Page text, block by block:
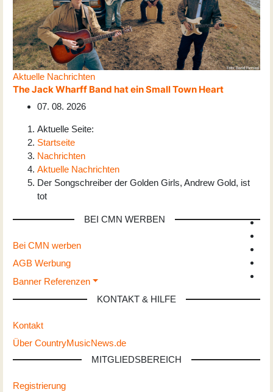
Aktuelle Nachrichten
The Jack Wharff Band hat ein Small Town Heart
07. 08. 2026
Aktuelle Seite:
Startseite
Nachrichten
Aktuelle Nachrichten
Der Songschreiber der Golden Girls, Andrew Gold, ist
tot
BEI CMN WERBEN
Bei CMN werben
AGB Werbung
Banner Referenzen
KONTAKT & HILFE
Kontakt
Über CountryMusicNews.de
MITGLIEDSBEREICH
Registrierung